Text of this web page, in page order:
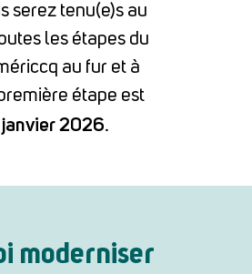
serez tenu(e)s au
les étapes du
au fur et à
étape est
janvier 2026.
moderniser